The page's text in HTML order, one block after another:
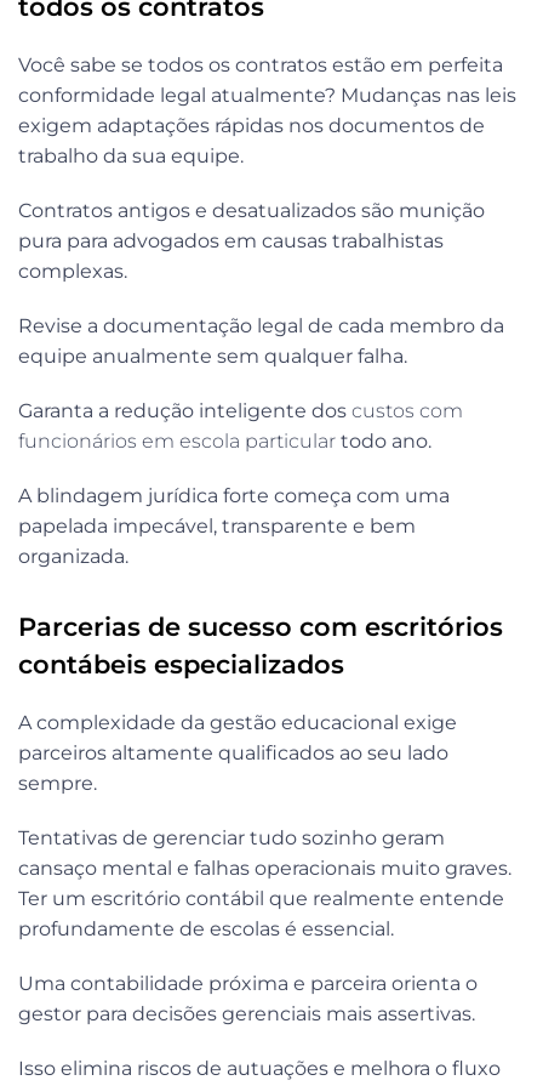
todos os contratos
Você sabe se todos os contratos estão em perfeita
conformidade legal atualmente? Mudanças nas leis
exigem adaptações rápidas nos documentos de
trabalho da sua equipe.
Contratos antigos e desatualizados são munição
pura para advogados em causas trabalhistas
complexas.
Revise a documentação legal de cada membro da
equipe anualmente sem qualquer falha.
Garanta a redução inteligente dos custos com
funcionários em escola particular todo ano.
A blindagem jurídica forte começa com uma
papelada impecável, transparente e bem
organizada.
Parcerias de sucesso com escritórios
contábeis especializados
A complexidade da gestão educacional exige
parceiros altamente qualificados ao seu lado
sempre.
Tentativas de gerenciar tudo sozinho geram
cansaço mental e falhas operacionais muito graves.
Ter um escritório contábil que realmente entende
profundamente de escolas é essencial.
Uma contabilidade próxima e parceira orienta o
gestor para decisões gerenciais mais assertivas.
Isso elimina riscos de autuações e melhora o fluxo